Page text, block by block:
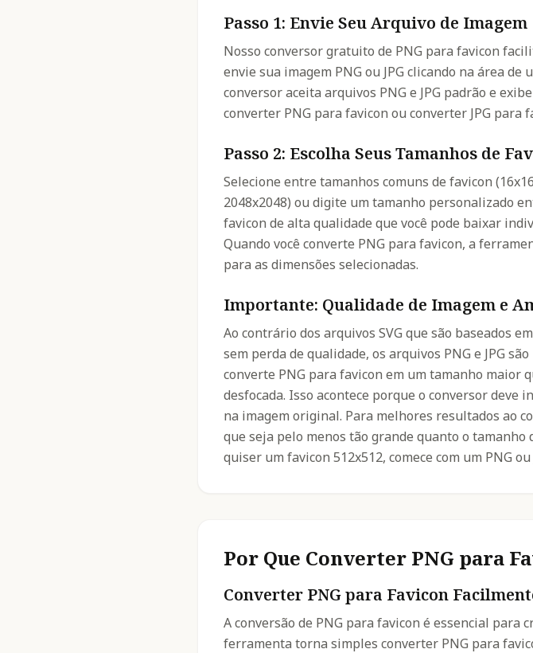
Passo 1: Envie Seu Arquivo de Imagem
Nosso conversor gratuito de PNG para favicon
envie sua imagem PNG ou JPG clicando na área
conversor aceita arquivos PNG e JPG padrão e
converter PNG para favicon ou converter JPG para
Passo 2: Escolha Seus Tamanhos de
Selecione entre tamanhos comuns de favicon
2048x2048) ou digite um tamanho personalizado
favicon de alta qualidade que você pode baixar
Quando você converte PNG para favicon, a
para as dimensões selecionadas.
Importante: Qualidade de Imagem e
Ao contrário dos arquivos SVG que são baseados
sem perda de qualidade, os arquivos PNG e JPG
converte PNG para favicon em um tamanho maior
desfocada. Isso acontece porque o conversor
na imagem original. Para melhores resultados ao
que seja pelo menos tão grande quanto o tamanho
quiser um favicon 512x512, comece com um PNG
Por Que Converter PNG para
Converter PNG para Favicon
A conversão de PNG para favicon é essencial para
ferramenta torna simples converter PNG para